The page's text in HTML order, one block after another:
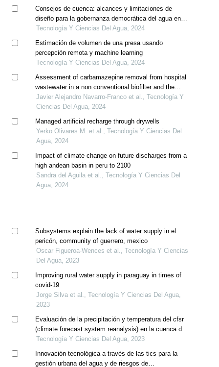
Consejos de cuenca: alcances y limitaciones de
diseño para la gobernanza democrática del agua en
méxico
Tecnología Y Ciencias Del Agua, 2024
Estimación de volumen de una presa usando
percepción remota y machine learning
Tecnología Y Ciencias Del Agua, 2024
Assessment of carbamazepine removal from hospital
wastewater in a non conventional biofilter and the
application of electro-oxidation as pre-treatment
Javier Alejandro Navarro-Franco et al., Tecnología Y
Ciencias Del Agua, 2024
Managed artificial recharge through drywells
Yerko Olivares M. et al., Tecnología Y Ciencias Del
Agua, 2024
Impact of climate change on future discharges from a
high andean basin in peru to 2100
Sandra del Aguila et al., Tecnología Y Ciencias Del
Agua, 2024
Subsystems explain the lack of water supply in el
pericón, community of guerrero, mexico
Oscar Figueroa-Wences et al., Tecnología Y Ciencias
Del Agua, 2023
Improving rural water supply in paraguay in times of
covid-19
Jorge Silva et al., Tecnología Y Ciencias Del Agua,
2023
Evaluación de la precipitación y temperatura del cfsr
(climate forecast system reanalysis) en la cuenca del
río mayo
Tecnología Y Ciencias Del Agua, 2023
Innovación tecnológica a través de las tics para la
gestión urbana del agua y de riesgos de